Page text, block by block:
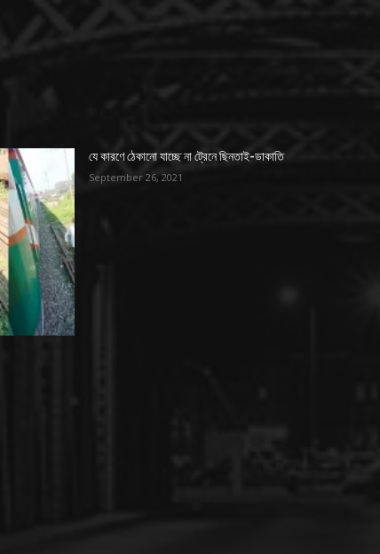
যে কারণে ঠেকানো যাচ্ছে না ট্রেনে ছিনতাই-ডাকাতি
September 26, 2021